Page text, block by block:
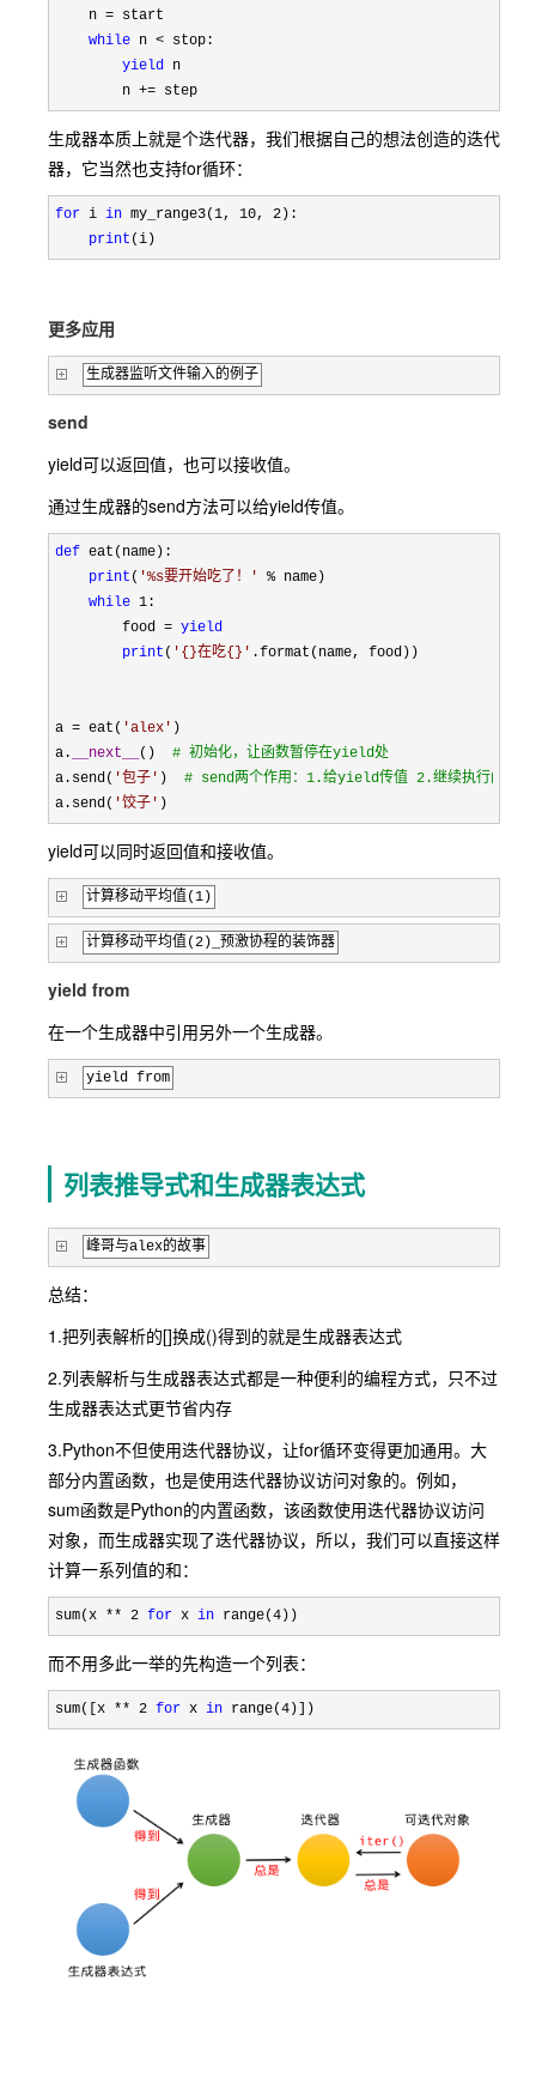
    n
= start
while n < stop:
yield n
        n
+= step
生成器本质上就是个迭代器，我们根据自己的想法创造的迭代
器，它当然也支持for循环：
for i in my_range3(1, 10, 2):
print (i)
更多应用
生成器监听文件输入的例子
send
yield可以返回值，也可以接收值。
通过生成器的send方法可以给yield传值。
def eat(name):
print ( '%s要开始吃了！ ' % name)
while 1 :
        food
= yield
print ( ' {}在吃{} ' .format(name, food))
a = eat( 'alex ' )
a.
__next__ () # 初始化，让函数暂停在yield处
a.send( '包子 ' ) # send两个作用：1.给yield传值 2.继续执行函数
a.send( '饺子 ' )
yield可以同时返回值和接收值。
计算移动平均值(1)
计算移动平均值(2)_预激协程的装饰器
yield from
在一个生成器中引用另外一个生成器。
yield from
列表推导式和生成器表达式
峰哥与alex的故事
总结：
1.把列表解析的[]换成()得到的就是生成器表达式
2.列表解析与生成器表达式都是一种便利的编程方式，只不过
生成器表达式更节省内存
3.Python不但使用迭代器协议，让for循环变得更加通用。大
部分内置函数，也是使用迭代器协议访问对象的。例如，
sum函数是Python的内置函数，该函数使用迭代器协议访问
对象，而生成器实现了迭代器协议，所以，我们可以直接这样
计算一系列值的和：
sum(x ** 2 for x in range(4))
而不用多此一举的先构造一个列表：
sum([x ** 2 for x in range(4)])